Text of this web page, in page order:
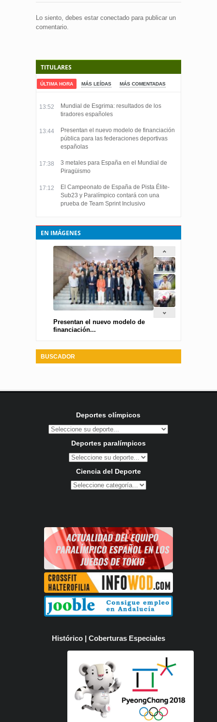
Lo siento, debes estar conectado para publicar un
comentario.
TITULARES
ÚLTIMA HORA MÁS LEÍDAS MÁS COMENTADAS
13:52
Mundial de Esgrima: resultados de los
tiradores españoles
13:44
Presentan el nuevo modelo de financiación
pública para las federaciones deportivas
españolas
17:38
3 metales para España en el Mundial de
Piragüismo
17:12
El Campeonato de España de Pista Élite-
Sub23 y Paralímpico contará con una
prueba de Team Sprint Inclusivo
EN IMÁGENES
Presentan el nuevo modelo de
financiación...
BUSCADOR
Deportes olímpicos
Deportes paralímpicos
Ciencia del Deporte
Histórico | Coberturas Especiales